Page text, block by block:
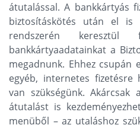
átutalással. A bankkártyás
biztosításkötés után el
rendszerén
bankkártyaadatainkat a
megadnunk. Ehhez csupán
egyéb, internetes fizetésre
van szükségünk. Akárcsak
átutalást is
menüből – az utaláshoz